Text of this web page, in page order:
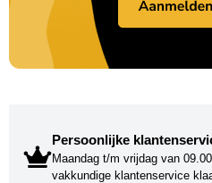
Persoonlijke
Maandag t/m vrijdag van
vakkundige klantenservice